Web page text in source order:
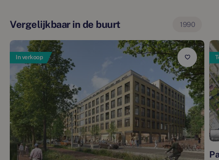
Vergelijkbaar in de buurt 1990
In verkoop